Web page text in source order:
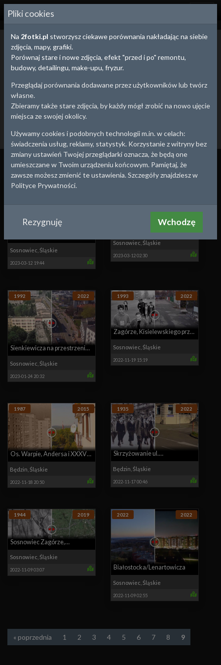
2FOTKI.PL
Śląskie - porównania zdjęć
Porównania zdjęć, map i fotografii lotniczych obrazują zmiany
zachodzące na przestrzeni czasu.
Możesz na spacerze uchwycić ujęcie z tej samej perspektywy, co
fotograf 100 lat temu lub w ciekawy sposób porównać efekty
budowy, remontu, detailingu, a nawet pracy nad sylwetką tworząc
prywatne porównanie.
Utwórz porównanie Dodaj stare zdjęcie
Powrót Będzin Jaworzno Katowice Sosnowiec
Wszystko Porównania Zdjęcia
2023
Sosnowiec Śląskie
2023-03-12 19:44
Kolonia Wągródka, Cieśle na
starym zdjęciu lotniczym
Sosnowiec Śląskie
2023-03-12 02:30
1992 2022
Sienkiewicza na przestrzeni
30 lat, przed budową Plazy
Sosnowiec Śląskie
2023-01-24 20:32
1993 2022
Zagórze, Kisielewskiego przy
VII LO, SP. nr 40
Sosnowiec Śląskie
2022-11-19 15:19
1987 2015
Os. Warpie, Andersa i XXXV-
lecia PRL
Będzin Śląskie
2022-11-18 20:50
1935 2022
Skrzyżowanie ul.
Małachowskiego z pl. 3-go
Maja
Będzin Śląskie
2022-11-17 00:46
1944 2019
Sosnowiec Zagórze,
Klimontów - zdjęcie lotnicze
Sosnowiec Śląskie
2022-11-09 03:07
2022 2022
Białostocka/Lenartowicza
Sosnowiec Śląskie
2022-11-09 02:55
« poprzednia 1 2 3 4 5 6 7 8 9
Pliki cookies
Na 2fotki.pl stworzysz ciekawe porównania nakładając na siebie
zdjęcia, mapy, grafiki.
Porównaj stare i nowe zdjęcia, efekt "przed i po" remontu,
budowy, detailingu, make-upu, fryzur.
Przeglądaj porównania dodawane przez użytkowników lub twórz
własne.
Zbieramy także stare zdjęcia, by każdy mógł zrobić na nowo ujęcie
miejsca ze swojej okolicy.
Używamy cookies i podobnych technologii m.in. w celach:
świadczenia usług, reklamy, statystyk. Korzystanie z witryny bez
zmiany ustawień Twojej przeglądarki oznacza, że będą one
umieszczane w Twoim urządzeniu końcowym. Pamiętaj, że
zawsze możesz zmienić te ustawienia. Szczegóły znajdziesz w
Polityce Prywatności.
Rezygnuję Wchodzę